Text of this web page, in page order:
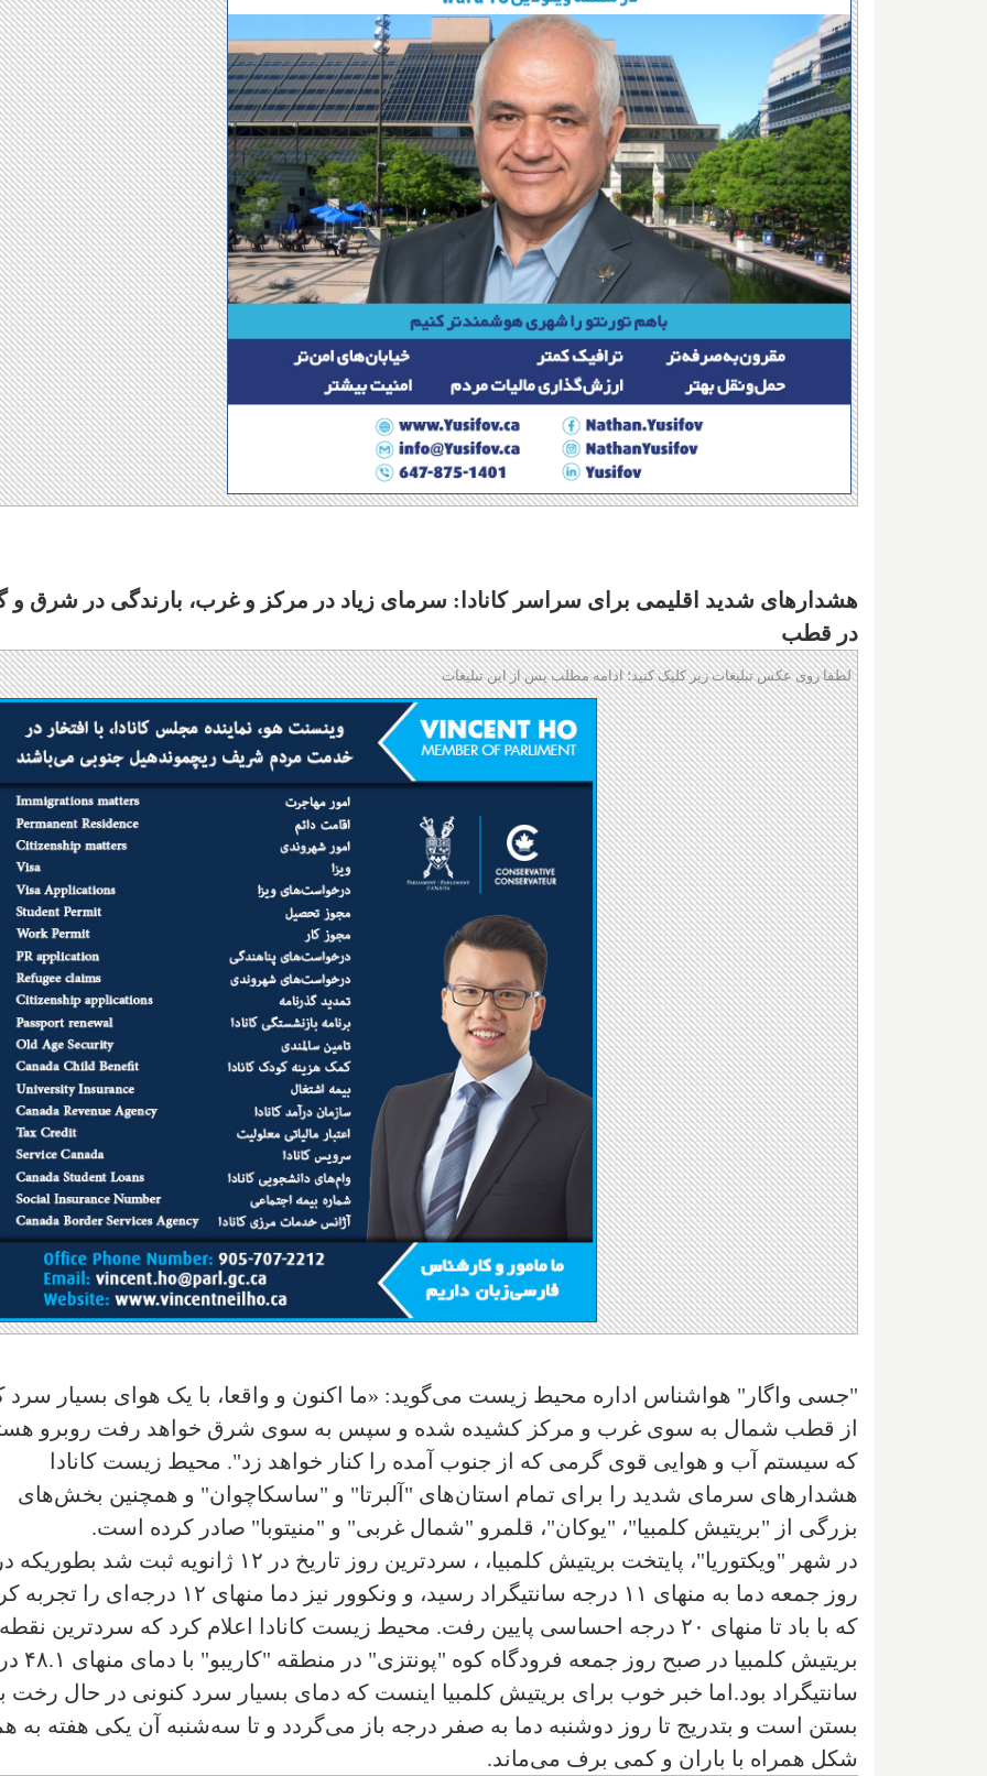
هشدارهای شدید اقلیمی برای سراسر کانادا: سرمای زیاد در مرکز و غرب، بارندگی در شرق و
در قطب
لطفا روی عکس تبلیغات زیر کلیک کنید؛ ادامه مطلب پس از این تبلیغات
"جسی واگار" هواشناس اداره محیط زیست می‌گوید: «ما اکنون و واقعا، با یک هوای بسیار سرد
از قطب شمال به سوی غرب و مرکز کشیده شده و سپس به سوی شرق خواهد رفت روبرو
که سیستم آب و هوایی قوی گرمی که از جنوب آمده را کنار خواهد زد". محیط زیست کانادا
هشدارهای سرمای شدید را برای تمام استان‌های "آلبرتا" و "ساسکاچوان" و همچنین بخش‌های
بزرگی از "بریتیش کلمبیا"، "یوکان"، قلمرو "شمال غربی" و "منیتوبا" صادر کرده است.
در شهر "ویکتوریا"، پایتخت بریتیش کلمبیا، ، سردترین روز تاریخ در ۱۲ ژانویه ثبت شد
روز جمعه دما به منهای ۱۱ درجه سانتیگراد رسید، و ونکوور نیز دما منهای ۱۲ درجه‌ای را
که با باد تا منهای ۲۰ درجه احساسی پایین رفت. محیط زیست کانادا اعلام کرد که سردترین
بریتیش کلمبیا در صبح روز
سانتیگراد بود.اما خبر خوب برای بریتیش کلمبیا اینست که دمای بسیار سرد کنونی در حال رخت
بستن است و بتدریج تا روز دوشنبه دما به صفر درجه باز می‌گردد و تا سه‌شنبه آن یکی هفته به
شکل همراه با باران و کمی برف می‌ماند.